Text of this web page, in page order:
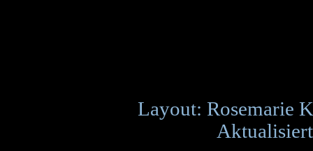
Layout: Rosemarie